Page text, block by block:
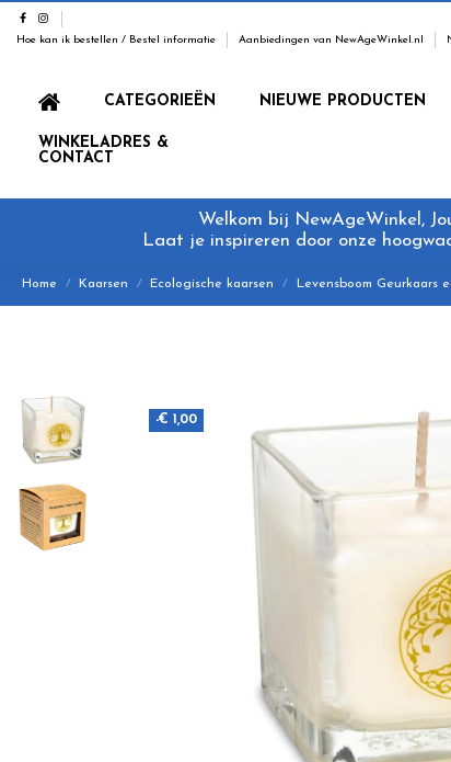
Hoe kan ik bestellen / Bestel informatie Aanbiedingen van NewAgeWinkel.nl
CATEGORIEËN NIEUWE PRODUCTEN
WINKELADRES &
CONTACT
Welkom bij NewAgeWinkel,
Laat je inspireren door onze
Home Kaarsen Ecologische kaarsen Levensboom Geurkaars
-€ 1,00